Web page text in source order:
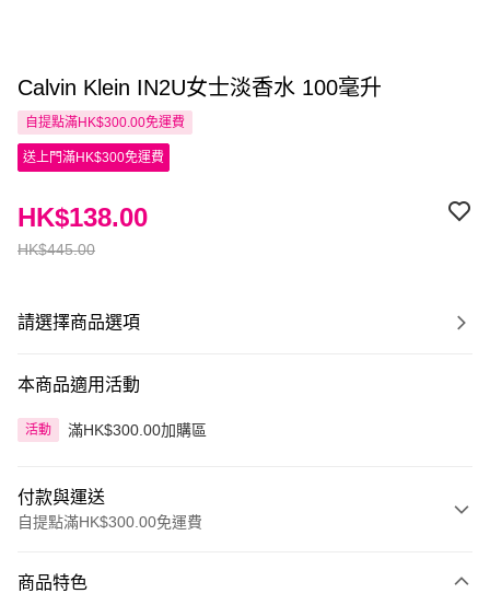
Calvin Klein IN2U女士淡香水 100毫升
自提點滿HK$300.00免運費
送上門滿HK$300免運費
HK$445.00
HK$138.00
請選擇商品選項
本商品適用活動
活動 滿HK$300.00加購區
付款與運送
自提點滿HK$300.00免運費
信用卡
商品特色